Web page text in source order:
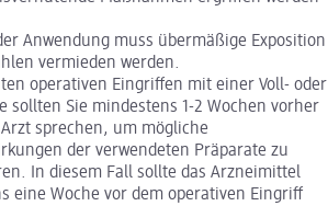
Anwendung muss übermäßige Exposition
vermieden werden.
operativen Eingriffen mit einer Voll- oder
sollten Sie mindestens 1-2 Wochen vorher
sprechen, um mögliche
der verwendeten Präparate zu
In diesem Fall sollte das Arzneimittel
eine Woche vor dem operativen Eingriff